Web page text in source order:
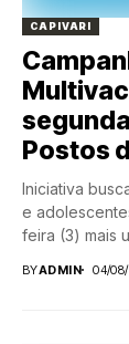
CAPIVARI
Postos
Iniciativa
e
feira (3) mais
BYADMIN 04/